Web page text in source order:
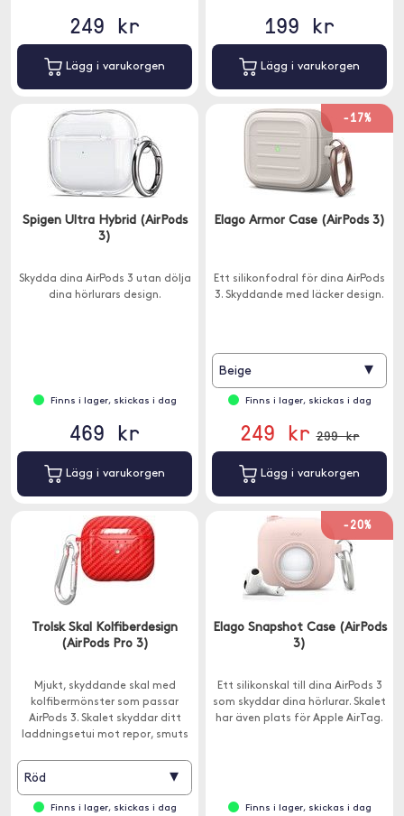
249 kr
Lägg i varukorgen
199 kr
Lägg i varukorgen
Spigen Ultra Hybrid (AirPods
3)
Skydda dina AirPods 3 utan dölja
dina hörlurars design.
Finns i lager, skickas i dag
469 kr
Lägg i varukorgen
-17%
Elago Armor Case (AirPods 3)
Ett silikonfodral för dina AirPods
3. Skyddande med läcker design.
Beige ▾
Finns i lager, skickas i dag
249 kr 299 kr
Lägg i varukorgen
Trolsk Skal Kolfiberdesign
(AirPods Pro 3)
Mjukt, skyddande skal med
kolfibermönster som passar
AirPods 3. Skalet skyddar ditt
laddningsetui mot repor, smuts
Röd ▾
Finns i lager, skickas i dag
-20%
Elago Snapshot Case (AirPods
3)
Ett silikonskal till dina AirPods 3
som skyddar dina hörlurar. Skalet
har även plats för Apple AirTag.
Finns i lager, skickas i dag